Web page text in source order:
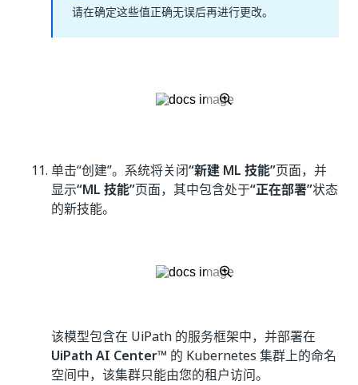
请在确定这些值正确无误后再进行更改。
单击“创建”。系统将关闭“新建 ML 技能”页面，并
显示“ML 技能”页面，其中包含处于“正在部署”状态
的新技能。
该模型包含在 UiPath 的服务框架中，并部署在
UiPath AI Center™ 的 Kubernetes 集群上的命名
空间中，该集群只能由您的租户访问。